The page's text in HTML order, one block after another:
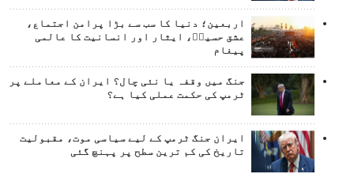
اربعین؛ دنیا کا سب سے بڑا پرامن اجتماع،
عشق حسینؑ، ایثار اور انسانیت کا عالمی
پیغام
جنگ میں وقفہ یا نئی چال؟ ایران کے معاملے پر
ٹرمپ کی حکمت عملی کیا ہے؟
ایران جنگ ٹرمپ کے لیے سیاسی موت، مقبولیت
تاریخ کی کم ترین سطح پر پہنچ گئی